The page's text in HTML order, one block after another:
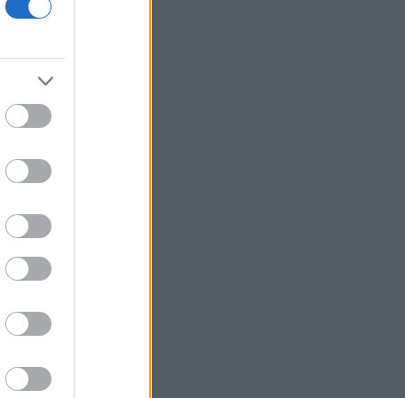
στα κέρδη προ φόρων
Fitch: Ο κίνδυνος διόρθωσης στην AI
απειλεί οικονομία και αγορές
ΗΠΑ-Ιράν
Αττική και Πρέβεζα για πρόκληση
πυρκαγιάς και παραβάσεις
Ιράν: Συμφώνησε με το Ομάν για τις
των Στενών του Ορμούζ
Flexopack: Από 7 Αυγούστου η
μετοχών